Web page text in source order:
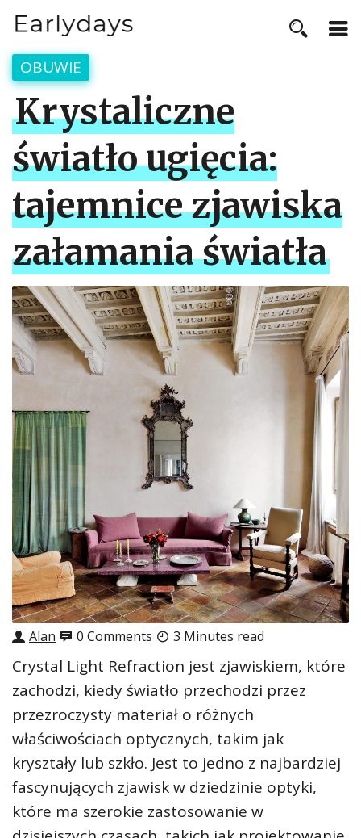
OBUWIE
Krystaliczne
światło ugięcia:
tajemnice zjawiska
załamania światła
Alan 0 Comments 3 Minutes read
Crystal Light Refraction jest zjawiskiem, które
zachodzi, kiedy światło przechodzi przez
przezroczysty materiał o różnych
właściwościach optycznych, takim jak
kryształy lub szkło. Jest to jedno z najbardziej
fascynujących zjawisk w dziedzinie optyki,
które ma szerokie zastosowanie w